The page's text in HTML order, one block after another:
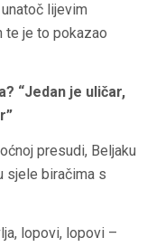
lijevim
te je to pokazao
“Jedan je uličar,
presudi, Beljaku
sjele biračima s
lopovi, lopovi –